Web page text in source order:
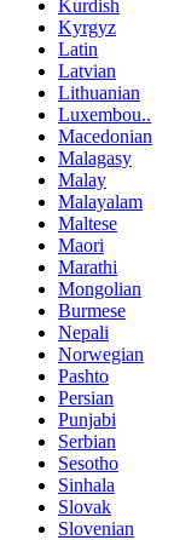
Kurdish
Kyrgyz
Latin
Latvian
Lithuanian
Luxembou..
Macedonian
Malagasy
Malay
Malayalam
Maltese
Maori
Marathi
Mongolian
Burmese
Nepali
Norwegian
Pashto
Persian
Punjabi
Serbian
Sesotho
Sinhala
Slovak
Slovenian